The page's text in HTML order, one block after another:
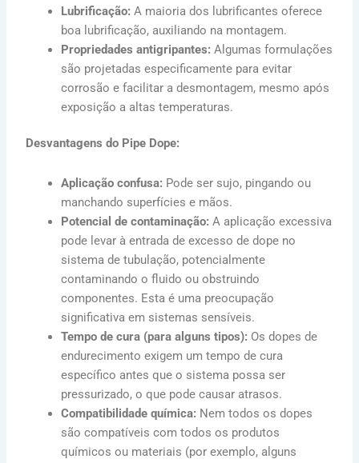
Lubrificação: A maioria dos lubrificantes oferece
boa lubrificação, auxiliando na montagem.
Propriedades antigripantes: Algumas formulações
são projetadas especificamente para evitar
corrosão e facilitar a desmontagem, mesmo após
exposição a altas temperaturas.
Desvantagens do Pipe Dope:
Aplicação confusa: Pode ser sujo, pingando ou
manchando superfícies e mãos.
Potencial de contaminação: A aplicação excessiva
pode levar à entrada de excesso de dope no
sistema de tubulação, potencialmente
contaminando o fluido ou obstruindo
componentes. Esta é uma preocupação
significativa em sistemas sensíveis.
Tempo de cura (para alguns tipos): Os dopes de
endurecimento exigem um tempo de cura
específico antes que o sistema possa ser
pressurizado, o que pode causar atrasos.
Compatibilidade química: Nem todos os dopes
são compatíveis com todos os produtos
químicos ou materiais (por exemplo, alguns